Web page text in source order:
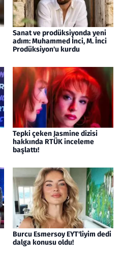
Sanat ve prodüksiyonda yeni
adım: Muhammed İnci, M. İnci
Prodüksiyon'u kurdu
Tepki çeken Jasmine dizisi
hakkında RTÜK inceleme
başlattı!
Burcu Esmersoy EYT'liyim dedi
dalga konusu oldu!